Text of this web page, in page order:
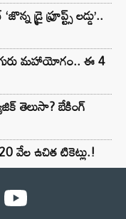
డ్రై ఫ్రూప్ట్స్ లడ్డు’..
గురు మహాయోగం.. ఈ 4
తెలుసా? బేకింగ్
వేల ఉచిత టికెట్లు.!